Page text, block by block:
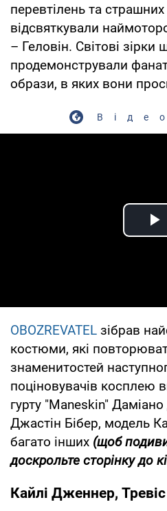
перевтілень та страшних
відсвяткували
– Геловін. Світові зірки
продемонстрували
образи, в яких вони
OBOZREVATEL зібрав
костюми, які
знаменитостей
поціновувачів косплею
гурту "Maneskin" Даміано
Джастін Бібер, модель
багато інших (щоб
доскрольте сторінку до
Кайлі Дженнер,